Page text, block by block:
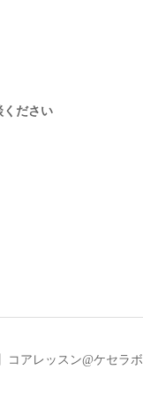
ください
コアレッスン@ケセラボ